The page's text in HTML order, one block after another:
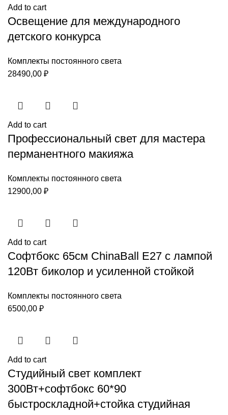
Add to cart
Освещение для международного
детского конкурса
Комплекты постоянного света
28490,00 ₽
Add to cart
Профессиональный свет для мастера
перманентного макияжа
Комплекты постоянного света
12900,00 ₽
Add to cart
Софтбокс 65см ChinaBall E27 c лампой
120Вт биколор и усиленной стойкой
Комплекты постоянного света
6500,00 ₽
Add to cart
Студийный свет комплект
300Вт+софтбокс 60*90
быстроскладной+стойка студийная